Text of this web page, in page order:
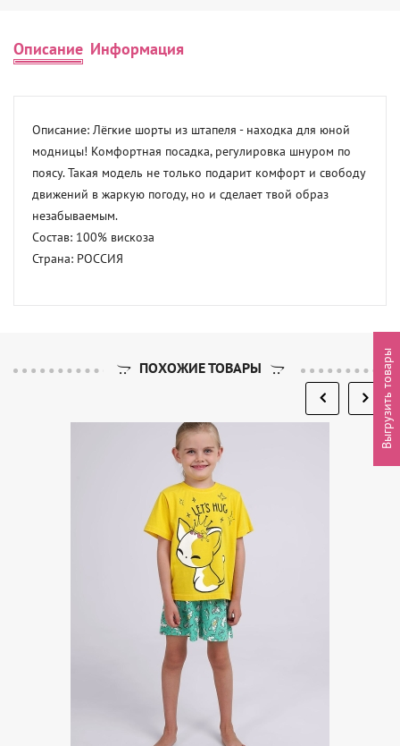
Описание Информация
Описание: Лёгкие шорты из штапеля - находка для юной
модницы! Комфортная посадка, регулировка шнуром по
поясу. Такая модель не только подарит комфорт и свободу
движений в жаркую погоду, но и сделает твой образ
незабываемым.
Состав: 100% вискоза
Страна: РОССИЯ
ПОХОЖИЕ ТОВАРЫ Выгрузить товары